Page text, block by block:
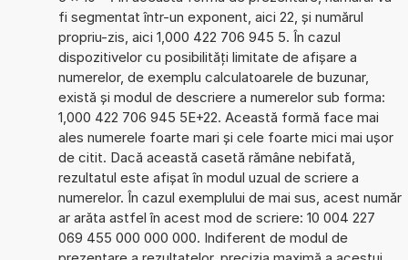
fi segmentat într-un exponent, aici 22, și numărul
propriu-zis, aici 1,000 422 706 945 5. În cazul
dispozitivelor cu posibilități limitate de afișare a
numerelor, de exemplu calculatoarele de buzunar,
există și modul de descriere a numerelor sub forma:
1,000 422 706 945 5E+22. Această formă face mai
ales numerele foarte mari și cele foarte mici mai ușor
de citit. Dacă această casetă rămâne nebifată,
rezultatul este afișat în modul uzual de scriere a
numerelor. În cazul exemplului de mai sus, acest număr
ar arăta astfel în acest mod de scriere: 10 004 227
069 455 000 000 000. Indiferent de modul de